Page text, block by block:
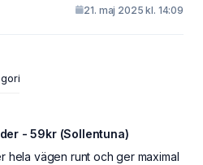
21. maj 2025 kl. 14:09
- 59kr (Sollentuna)
hela vägen runt och ger maximal